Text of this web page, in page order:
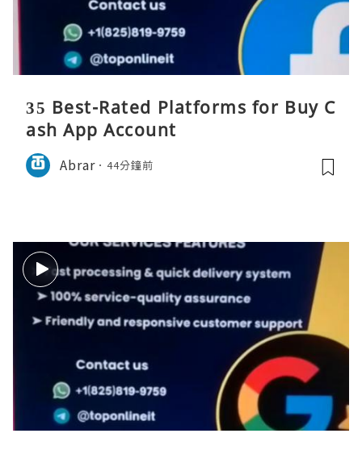
35 Best-Rated Platforms for Buy C
ash App Account
Abrar 44分鐘前